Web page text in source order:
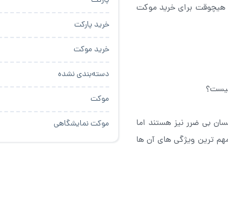
هیچوقت برای خرید موکت
بی ضرر نیز هستند اما
ترین ویژگی های آن ها
خرید پارکت
خرید موکت
دسته‌بندی نشده
موکت
موکت نمایشگاهی